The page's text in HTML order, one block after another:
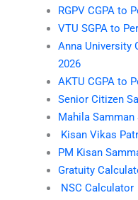
RGPV CGPA to
VTU SGPA to
Anna University
2026
AKTU CGPA to
Senior Citizen
Mahila
Kisan Vikas
PM Kisan
Gratuity
NSC Calculator